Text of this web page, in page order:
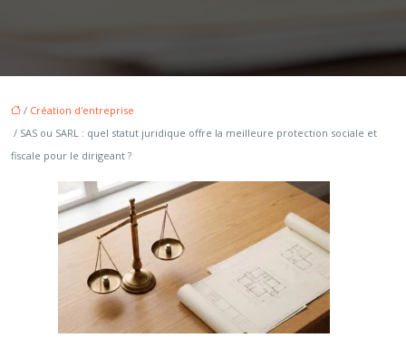
/ Création d'entreprise
/ SAS ou SARL : quel statut juridique offre la meilleure protection sociale et
fiscale pour le dirigeant ?